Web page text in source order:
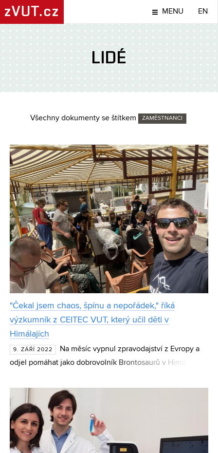
zVUT.cz MENU EN
LIDÉ
Všechny dokumenty se štítkem ZAMĚSTNANCI
"Čekal jsem chaos, špínu a nepořádek," říká
výzkumník z CEITEC VUT, který učil děti v
Himálajích
9. ZÁŘÍ 2022
Na měsíc vypnul zpravodajství z Evropy a
odjel pomáhat jako dobrovolník Brontosaurů v Himálajích
a navíc s pocitem, že naučil tamní žáky, kteří